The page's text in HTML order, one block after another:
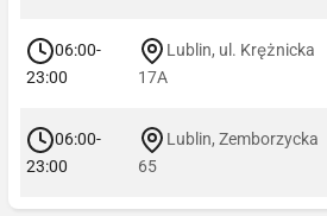
06:00-
23:00
Lublin, ul. Krężnicka
17A
06:00-
23:00
Lublin, Zemborzycka
65